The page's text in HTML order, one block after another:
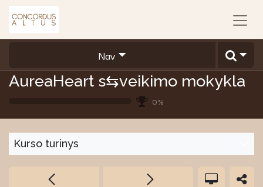
Nav
AureaHeart s⇆veikimo mokykla
0%
Kurso turinys